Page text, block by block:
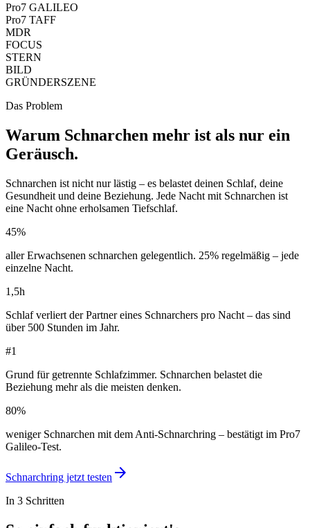
Pro7 GALILEO
Pro7 TAFF
MDR
FOCUS
STERN
BILD
GRÜNDERSZENE
Das Problem
Warum Schnarchen mehr ist als nur ein
Geräusch.
Schnarchen ist nicht nur lästig – es belastet deinen Schlaf, deine
Gesundheit und deine Beziehung. Jede Nacht mit Schnarchen ist
eine Nacht ohne erholsamen Tiefschlaf.
45%
aller Erwachsenen schnarchen gelegentlich. 25% regelmäßig – jede
einzelne Nacht.
1,5h
Schlaf verliert der Partner eines Schnarchers pro Nacht – das sind
über 500 Stunden im Jahr.
#1
Grund für getrennte Schlafzimmer. Schnarchen belastet die
Beziehung mehr als die meisten denken.
80%
weniger Schnarchen mit dem Anti-Schnarchring – bestätigt im Pro7
Galileo-Test.
Schnarchring jetzt testen arrow_forward
In 3 Schritten